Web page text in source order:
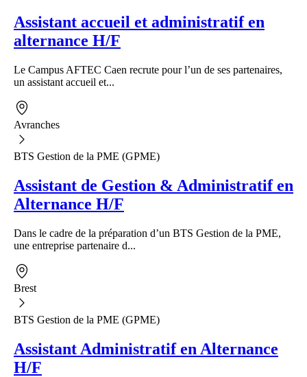
Assistant accueil et administratif en
alternance H/F
Le Campus AFTEC Caen recrute pour l’un de ses partenaires,
un assistant accueil et...
Avranches
BTS Gestion de la PME (GPME)
Assistant de Gestion & Administratif en
Alternance H/F
Dans le cadre de la préparation d’un BTS Gestion de la PME,
une entreprise partenaire d...
Brest
BTS Gestion de la PME (GPME)
Assistant Administratif en Alternance
H/F